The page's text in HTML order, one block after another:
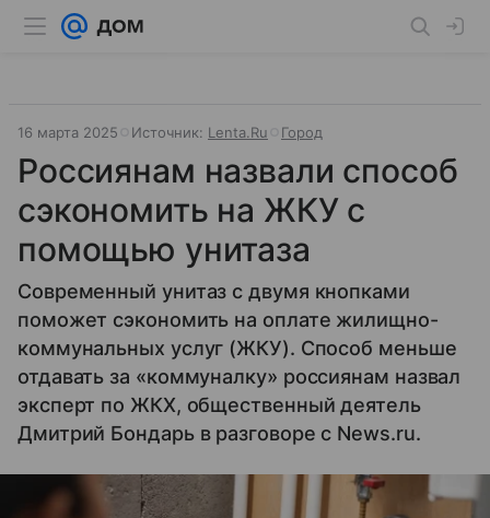
16 марта 2025 Источник: Lenta.Ru Город
Россиянам назвали способ
сэкономить на ЖКУ с
помощью унитаза
Современный унитаз с двумя кнопками
поможет сэкономить на оплате жилищно-
коммунальных услуг (ЖКУ). Способ меньше
отдавать за «коммуналку» россиянам назвал
эксперт по ЖКХ, общественный деятель
Дмитрий Бондарь в разговоре с News.ru.